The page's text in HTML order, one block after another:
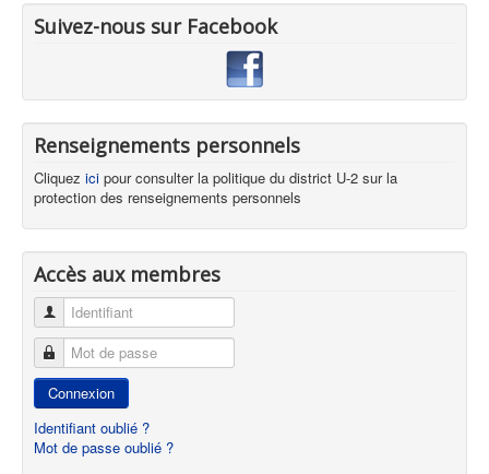
Suivez-nous sur Facebook
Renseignements personnels
Cliquez ici pour consulter la politique du district U-2 sur la
protection des renseignements personnels
Accès aux membres
Identifiant
Mot de passe
Connexion
Identifiant oublié ?
Mot de passe oublié ?